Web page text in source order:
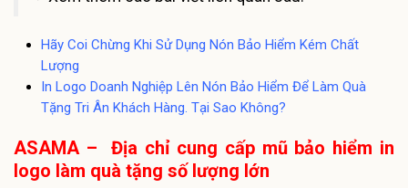
Hãy Coi Chừng Khi Sử Dụng Nón Bảo Hiểm Kém Chất
Lượng
In Logo Doanh Nghiệp Lên Nón Bảo Hiểm Để Làm Quà
Tặng Tri Ân Khách Hàng. Tại Sao Không?
ASAMA – Địa chỉ cung cấp mũ bảo hiểm in
logo làm quà tặng số lượng lớn